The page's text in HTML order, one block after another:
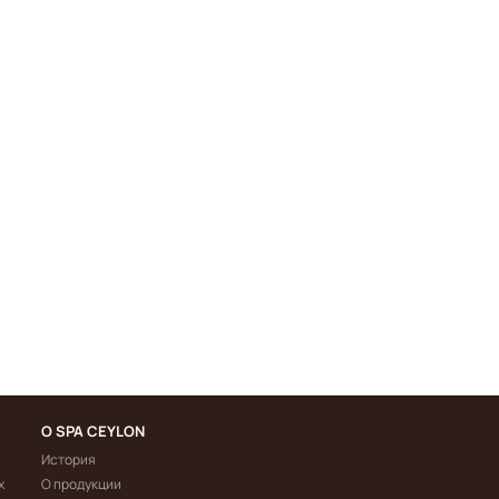
О SPA CEYLON
История
О продукции